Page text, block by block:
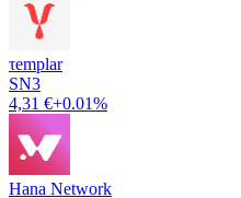
τemplar
SN3
4,31 €+0.01%
Hana Network